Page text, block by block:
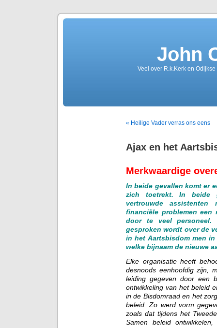
John
Veel over R.k.Kerk en
« Heilige Vader verras ons eens
Ajax en het
Merkwaardige
In beide gevallen komt er
zich toetrekt. In beide
vertrouwde
financiële problemen een
door te veel
gesproken wordt over de
in het Aartsbisdom men
welke bijnaam de nieuwe
Elke organisatie heeft
desnoods eenhoofdig zijn,
leiding gegeven door een
ontwikkeling van het beleid
in de Bisdomraad en het
beleid. Zo werd vorm
zoals dat tijdens het
Samen beleid